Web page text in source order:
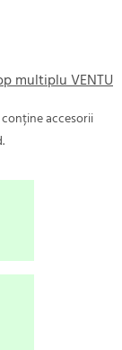
accesorii